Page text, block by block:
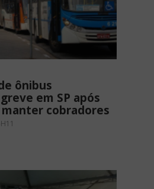
ônibus
em SP após
cobradores